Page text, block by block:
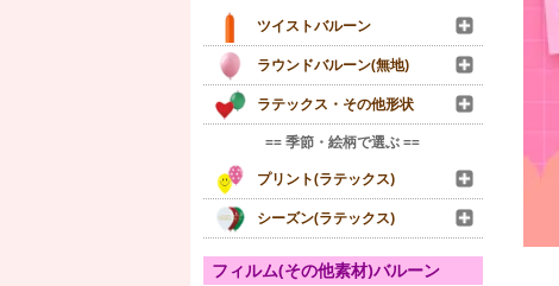
ツイストバルーン
ラウンドバルーン(無地)
ラテックス・その他形状
== 季節・絵柄で選ぶ ==
プリント(ラテックス)
シーズン(ラテックス)
フィルム(その他素材)バルーン